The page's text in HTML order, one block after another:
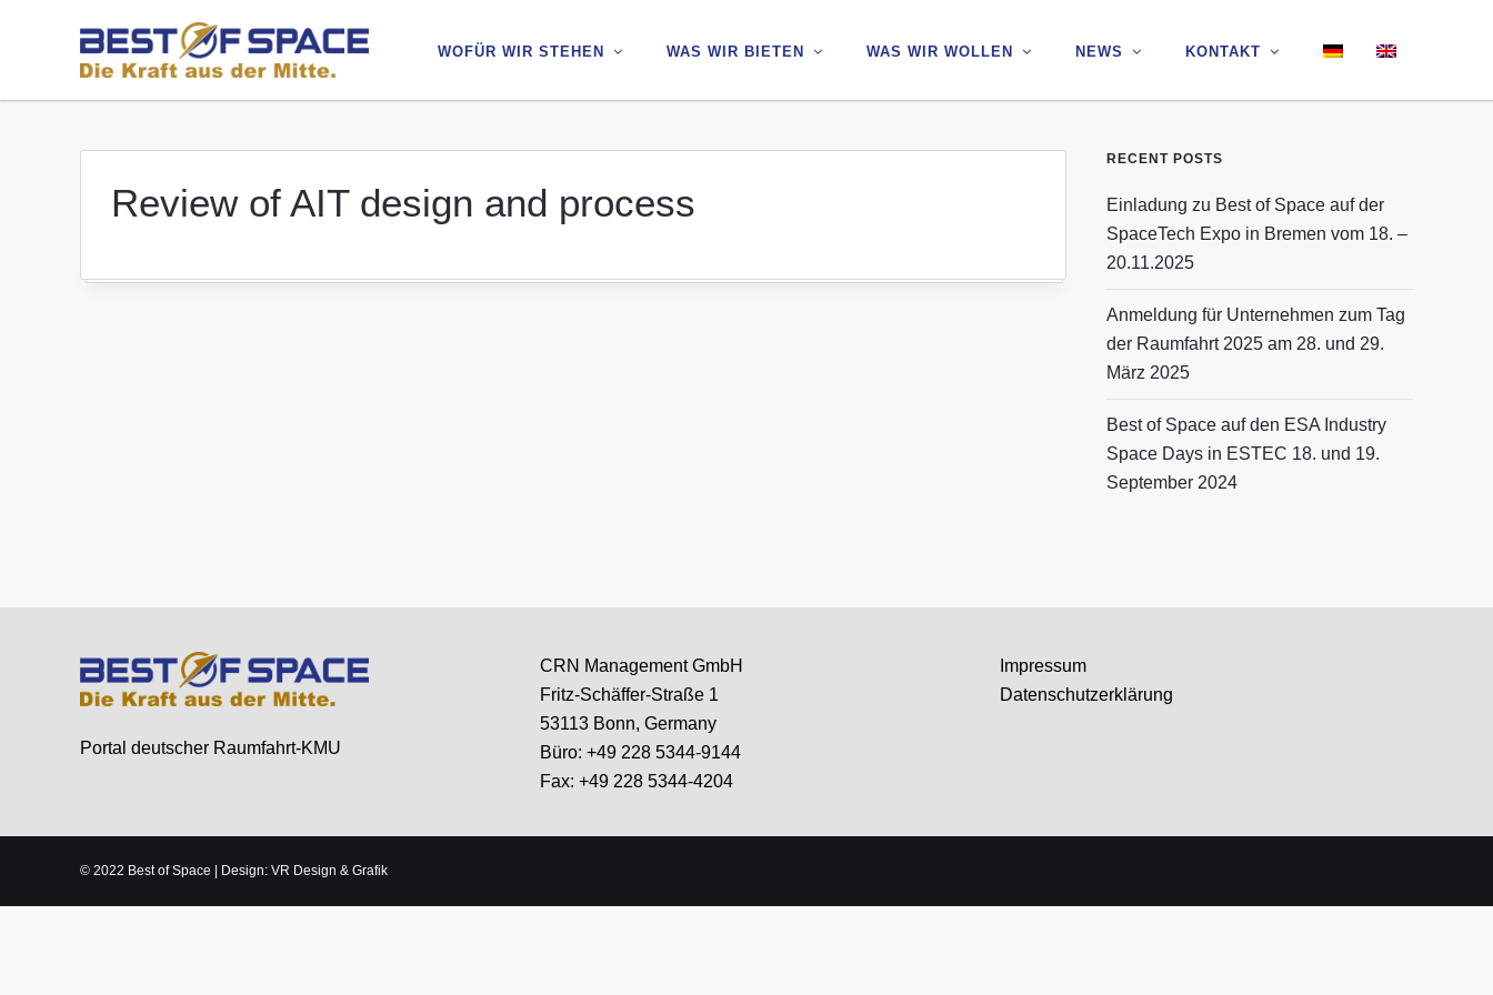
WOFÜR WIR STEHEN WAS WIR BIETEN WAS WIR WOLLEN NEWS KONTAKT
WOFÜR WIR STEHEN WAS WIR BIETEN WAS WIR WOLLEN NEWS KONTAKT
Review of AIT design and process
RECENT POSTS
Einladung zu Best of Space auf der
SpaceTech Expo in Bremen vom 18. –
20.11.2025
Anmeldung für Unternehmen zum Tag
der Raumfahrt 2025 am 28. und 29.
März 2025
Best of Space auf den ESA Industry
Space Days in ESTEC 18. und 19.
September 2024
Portal deutscher Raumfahrt-KMU
CRN Management GmbH
Fritz-Schäffer-Straße 1
53113 Bonn, Germany
Büro: +49 228 5344-9144
Fax: +49 228 5344-4204
Impressum
Datenschutzerklärung
© 2022 Best of Space | Design: VR Design & Grafik